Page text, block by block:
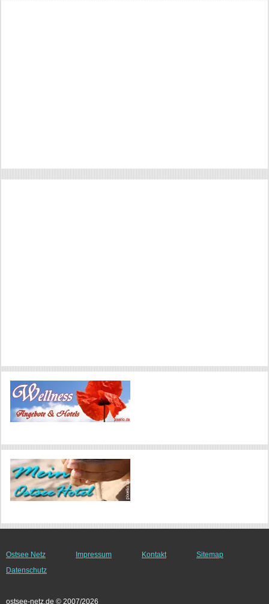
Ostsee Netz Impressum Kontakt
Sitemap
Datenschutz
ostsee-netz.de © 2007/2026